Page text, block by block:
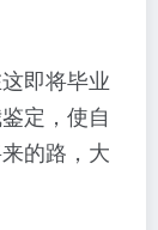
即将毕业
定，使自
的路，大